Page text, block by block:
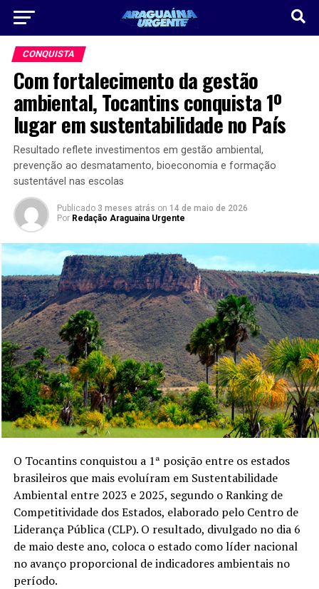
CONQUISTA
Com fortalecimento da gestão
ambiental, Tocantins conquista 1º
lugar em sustentabilidade no País
Resultado reflete investimentos em gestão ambiental,
prevenção ao desmatamento, bioeconomia e formação
sustentável nas escolas
Publicado 3 meses atrás on 14 de maio de 2026
Por Redação Araguaina Urgente
O Tocantins conquistou a 1ª posição entre os estados
brasileiros que mais evoluíram em Sustentabilidade
Ambiental entre 2023 e 2025, segundo o Ranking de
Competitividade dos Estados, elaborado pelo Centro de
Liderança Pública (CLP). O resultado, divulgado no dia 6
de maio deste ano, coloca o estado como líder nacional
no avanço proporcional de indicadores ambientais no
período.